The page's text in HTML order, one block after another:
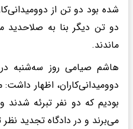
شده بود دو تن از
دو تن دیگر بنا به صلاحدید
ماندند.
هاشم صیامی روز سه‌شنبه در
دوومیدانی‌کاران، اظهار داشت:
بودیم که دو نفر تبرئه شدند
می‌برند و در دادگاه تجدید